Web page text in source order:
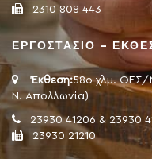
2310 808 443
ΕΡΓΟΣΤΑΣΙΟ –
Έκθεση:58ο χλμ. ΘΕΣ/
Ν. Απολλωνία)
23930 41206 & 23930
23930 21210